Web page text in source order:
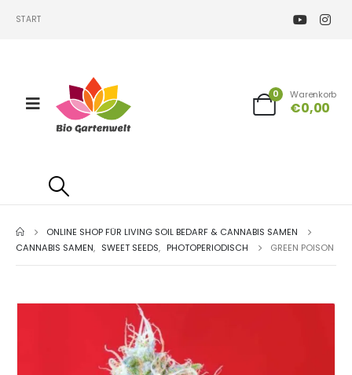
START
0 Warenkorb
€0,00
ONLINE SHOP FÜR LIVING SOIL BEDARF & CANNABIS SAMEN
CANNABIS SAMEN, SWEET SEEDS, PHOTOPERIODISCH GREEN POISON